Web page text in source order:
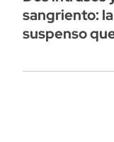
sangriento:
suspenso